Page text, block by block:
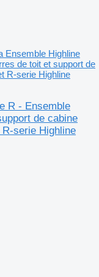
Ensemble Highline
de toit et support de
R-serie Highline
R - Ensemble
de cabine
serie Highline